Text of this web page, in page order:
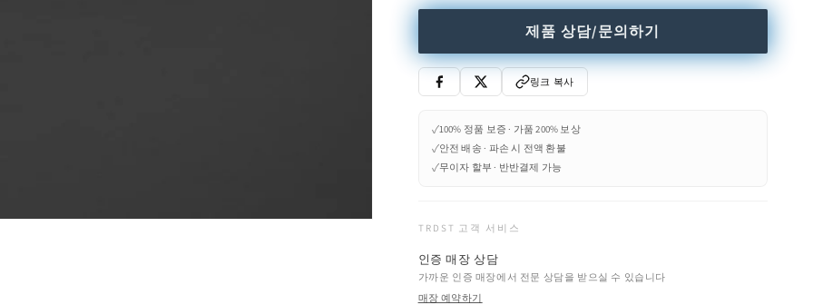
제품 상담/문의하기
링크 복사
✓100% 정품 보증 · 가품 200% 보상
✓안전 배송 · 파손 시 전액 환불
✓무이자 할부 · 반반결제 가능
TRDST 고객 서비스
인증 매장 상담
가까운 인증 매장에서 전문 상담을 받으실 수 있습니다
매장 예약하기